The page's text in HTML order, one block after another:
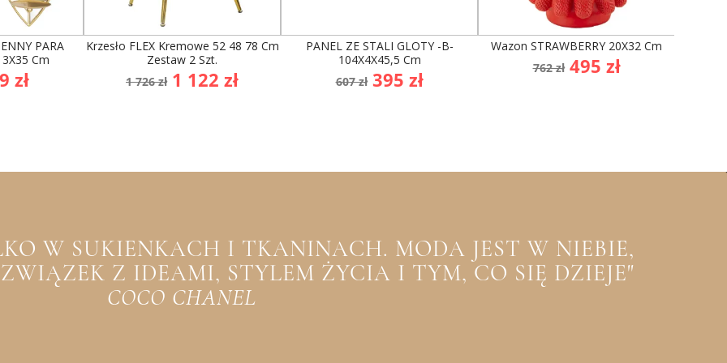
PARA
Cm
zł
Krzesło FLEX Kremowe 52 48 78 Cm
Zestaw 2 Szt.
Cena
podstawowa
1 726 zł Cena
1 122 zł
PANEL ZE STALI GLOTY -B-
104X4X45,5 Cm
Cena
podstawowa
607 zł Cena
395 zł
Wazon STRAWBERRY 20X32 Cm
Cena
podstawowa
762 zł Cena
495 zł
W SUKIENKACH I TKANINACH. MODA JEST W NIEBIE,
Z IDEAMI, STYLEM ŻYCIA I TYM, CO SIĘ DZIEJE"
COCO CHANEL